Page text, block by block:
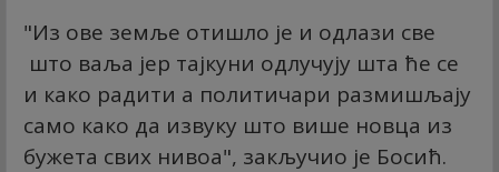
"Из ове земље отишло је и одлази све
што ваља јер тајкуни одлучују шта ће се
и како радити а политичари размишљају
само како да извуку што више новца из
бужета свих нивоа", закључио је Босић.